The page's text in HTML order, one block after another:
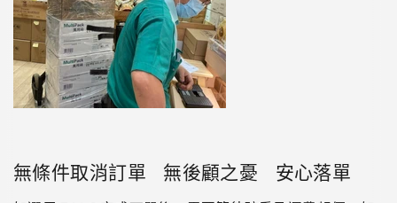
無條件取消訂單 無後顧之憂 安心落單